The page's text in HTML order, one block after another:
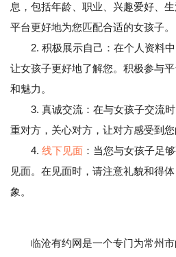
息，包括年龄、职业、兴趣爱好、
平台更好地为您匹配合适的女孩子。
2. 积极展示自己：在个人资料中
让女孩子更好地了解您。积极参与
和魅力。
3. 真诚交流：在与女孩子交流时
重对方，关心对方，让对方感受到您
4. 线下见面 ：当您与女孩子足
见面。在见面时，请注意礼貌和得
象。
临沧有约网是一个专门为常州市